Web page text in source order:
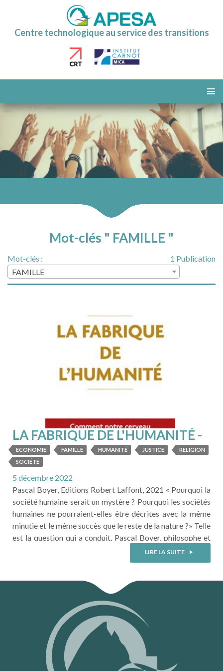
Centre technologique au service des transitions
MENU
AU
CONTENU
Mot-clés " FAMILLE "
1 Publication
Mot-clés :
FAMILLE
LA FABRIQUE DE L'HUMANITÉ -
Comment notre cerveau explique
la famille, l'économie, la justice, la
...
ECONOMIE FAMILLE HUMANITÉ JUSTICE
RELIGION
SOCIÉTÉ
5 décembre 2022
Pascal Boyer, Editions Robert Laffont, 2021 « Pourquoi la
société humaine serait un mystère ? Pourquoi les sociétés
humaines ne pourraient-elles être décrites avec la même
minutie et le même succès que le reste de la nature ?» Telle
est la question qui a conduit, Pascal Boyer, philosophe et
anthropologue, franco-américain à la fois titulaire de la
chaire d’anthropologie cognitive à l’université Washington
LIRE LA SUITE
LIRE LA SUITE